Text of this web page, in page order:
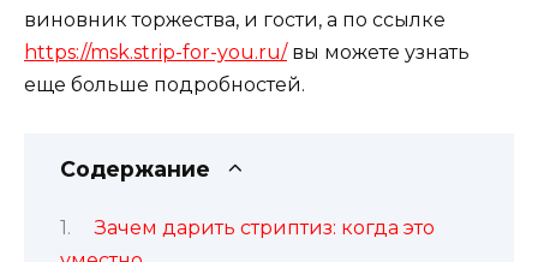
виновник торжества, и гости, а по ссылке
https://msk.strip-for-you.ru/вы можете узнать
еще больше подробностей.
Содержание
Зачем дарить стриптиз: когда это